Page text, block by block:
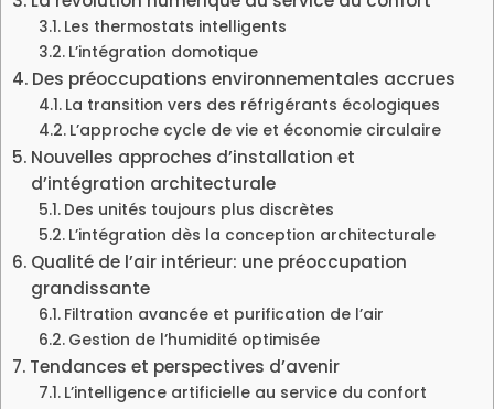
Les thermostats intelligents
L’intégration domotique
Des préoccupations environnementales accrues
La transition vers des réfrigérants écologiques
L’approche cycle de vie et économie circulaire
Nouvelles approches d’installation et
d’intégration architecturale
Des unités toujours plus discrètes
L’intégration dès la conception architecturale
Qualité de l’air intérieur: une préoccupation
grandissante
Filtration avancée et purification de l’air
Gestion de l’humidité optimisée
Tendances et perspectives d’avenir
L’intelligence artificielle au service du confort